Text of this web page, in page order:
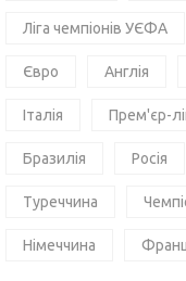
Ліга чемпіонів УЄФА
Євро Англія
Італія Прем'єр-
Бразилія Росія
Туреччина
Німеччина